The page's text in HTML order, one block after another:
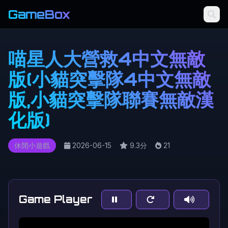
GameBox
喵星人大營救4中文無敵
版(小貓突擊隊4中文無敵
版,小貓突擊隊聯賽無敵漢
化版)
休閒小遊戲 2026-06-15 9.3分 21
Game Player